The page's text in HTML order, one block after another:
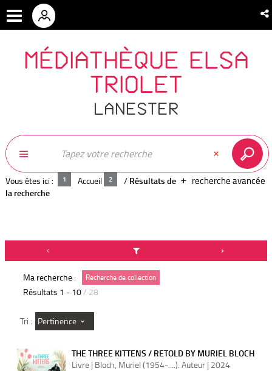
MÉDIATHÈQUE ELSA
TRIOLET
LANESTER
recherche avancée
Vous êtes ici : Accueil / Résultats de
la recherche
Ma recherche : Recherche de collection
Résultats 1 - 10/ 28
Tri : Pertinence
THE THREE KITTENS / RETOLD BY MURIEL BLOCH
Livre | Bloch, Muriel (1954-....). Auteur | 2024